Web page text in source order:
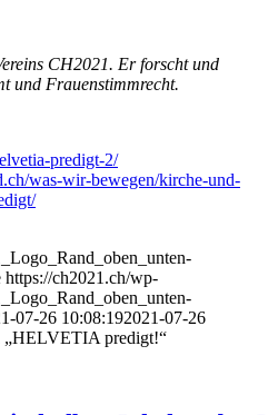
CH2021. Er forscht und
und Frauenstimmrecht.
predigt-2/
was-wir-bewegen/kirche-und-
https://ch2021.ch/wp-
07-26 10:08:192021-07-26
„HELVETIA predigt!“